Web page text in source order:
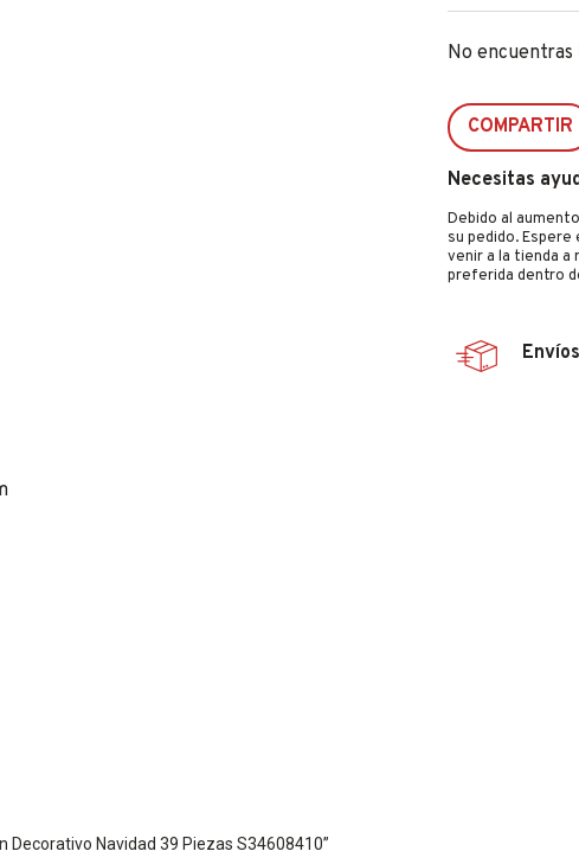
No
COMPARTIR
Necesitas
Debido al
su pedido.
venir a la tienda a
preferida dentro
Decorativo Navidad 39 Piezas S34608410”